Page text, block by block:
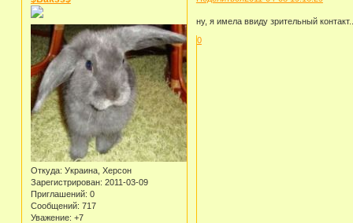
Откуда: Украина, Херсон
Зарегистрирован: 2011-03-09
Приглашений: 0
Сообщений: 717
Уважение: +7
ну, я имела ввиду зрительный
0